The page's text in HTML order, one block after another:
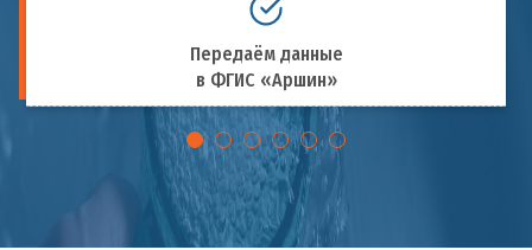
Передаём данные
в ФГИС «Аршин»